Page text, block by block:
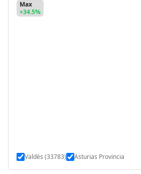
Max
+34.5%
Valdés (33783) Asturias Provincia